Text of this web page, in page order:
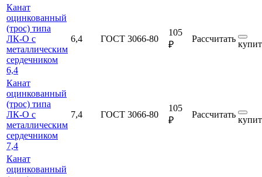
Канат
оцинкованный
(трос) типа
ЛК-О с
металлическим
сердечником
6,4
6,4 ГОСТ 3066-80
105
₽
Рассчитать
Канат
оцинкованный
(трос) типа
ЛК-О с
металлическим
сердечником
7,4
7,4 ГОСТ 3066-80
105
₽
Рассчитать
Канат
оцинкованный